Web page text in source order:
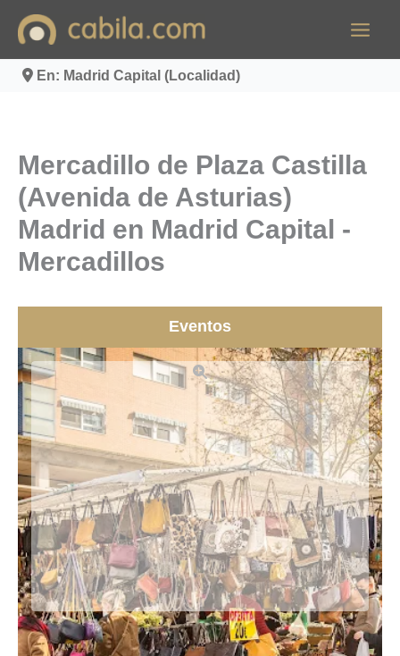
contenido
En: Madrid Capital (Localidad)
Mercadillo de Plaza Castilla
(Avenida de Asturias)
Madrid en Madrid Capital -
Mercadillos
Eventos